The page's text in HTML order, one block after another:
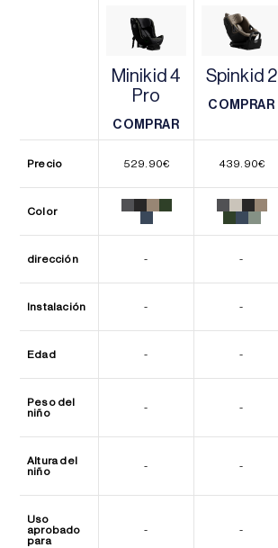
Minikid 4
Pro
COMPRAR
COMPRAR
Spinkid 2
COMPRAR
Precio 529.90€ 439.90€
Color
dirección - -
Instalación - -
Edad - -
Peso del
niño
- -
Altura del
niño
- -
Uso
aprobado
para
- -